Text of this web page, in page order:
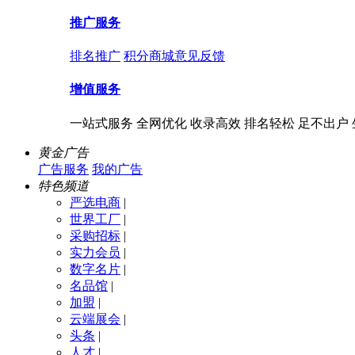
推广服务
排名推广 积分商城意见反馈
增值服务
一站式服务 全网优化 收录高效 排名轻松 足不出户
黄金广告
广告服务 我的广告
特色频道
严选电商 |
世界工厂 |
采购招标 |
实力会员 |
数字名片 |
名品馆 |
加盟 |
云端展会 |
头条 |
人才 |